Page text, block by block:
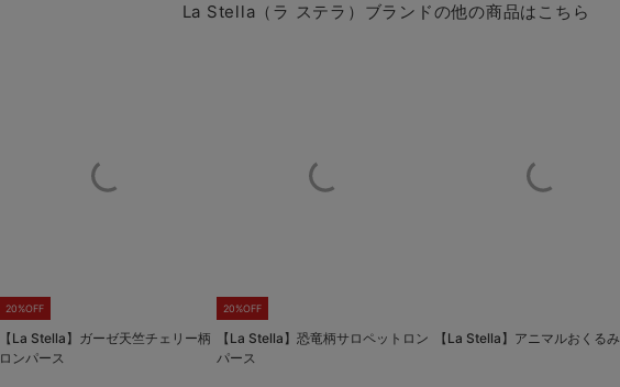
La Stella（ラ ステラ）ブランドの他の商品はこちら
20%OFF
【La Stella】ガーゼ天竺チェリー柄
ロンパース
20%OFF
【La Stella】恐竜柄サロペットロン
パース
【La Stella】アニマルおくるみ